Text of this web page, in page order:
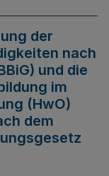
der
nach
und die
im
(HwO)
dem